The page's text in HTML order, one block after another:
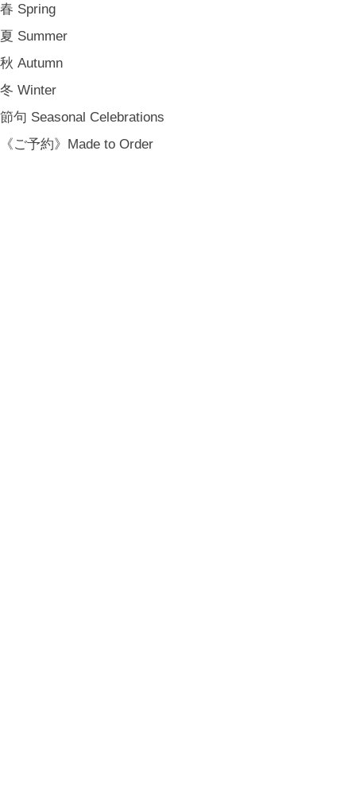
春 Spring
夏 Summer
秋 Autumn
冬 Winter
節句 Seasonal Celebrations
《ご予約》Made to Order